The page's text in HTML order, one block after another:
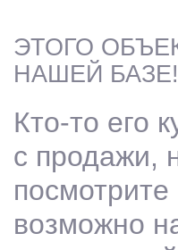
ЭТОГО
НАШЕЙ БАЗЕ!
Кто-то его
с продажи,
возможно